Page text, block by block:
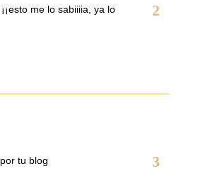
2
me lo sabiiiia, ya lo
3
tu blog